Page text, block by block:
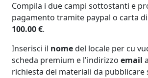
Compila i due campi sottostanti e
pagamento tramite paypal o carta
100.00 €.
Inserisci il nomedel locale per cu
scheda premium e l'indirizzo email
richiesta dei materiali da pubblicare